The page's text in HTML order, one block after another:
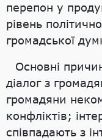
перепон у
рівень
громадської
Основні
діалог з
громадяни
конфліктів;
співпадають з